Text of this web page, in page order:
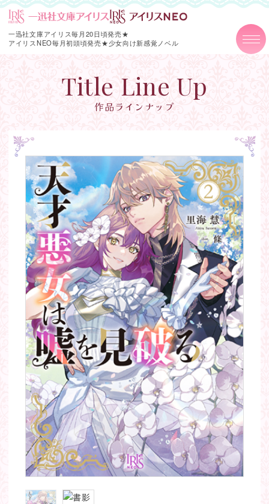
一迅社文庫アイリス毎月20日頃発売★
アイリスNEO毎月初頭頃発売★少女向け新感覚ノベル
Title Line Up
作品ラインナップ